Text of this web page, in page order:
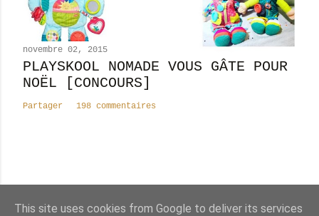
novembre 02, 2015
PLAYSKOOL NOMADE VOUS GÂTE POUR
NOËL [CONCOURS]
Partager 198 commentaires
This site uses cookies from Google to deliver its services